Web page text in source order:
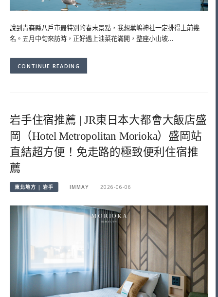
說到青森縣八戶市最特別的春末景點，我想蕪嶋神社一定排得上前幾
名。五月中旬來訪時，正好遇上油菜花滿開，整座小山坡…
CONTINUE READING
岩手住宿推薦 | JR東日本大都會大飯店盛
岡（Hotel Metropolitan Morioka）盛岡站
直結超方便！免走路的極致便利住宿推
薦
東北地方 | 岩手 IMMAY 2026-06-06